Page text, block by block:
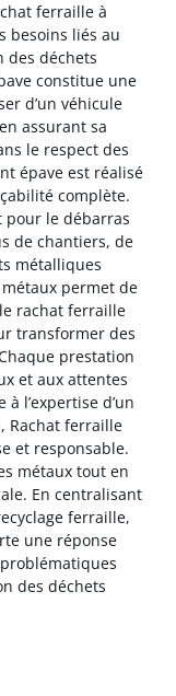
ferraille à
besoins liés au
des déchets
constitue une
d’un véhicule
assurant sa
le respect des
épave est réalisé
complète.
pour le débarras
de chantiers, de
métalliques
permet de
rachat ferraille
transformer des
prestation
et aux attentes
l’expertise d’un
Rachat ferraille
et responsable.
métaux tout en
En centralisant
ferraille,
une réponse
des déchets